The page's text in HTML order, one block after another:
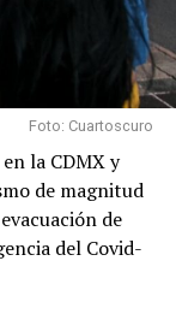
Foto: Cuartoscuro
la CDMX y
de magnitud
de
del Covid-